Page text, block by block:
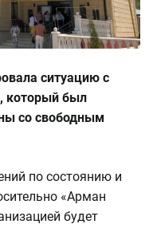
ситуацию с
который был
со свободным
по состоянию и
«Арман
будет